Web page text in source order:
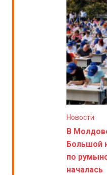
Новости
В
Большой
по
началась